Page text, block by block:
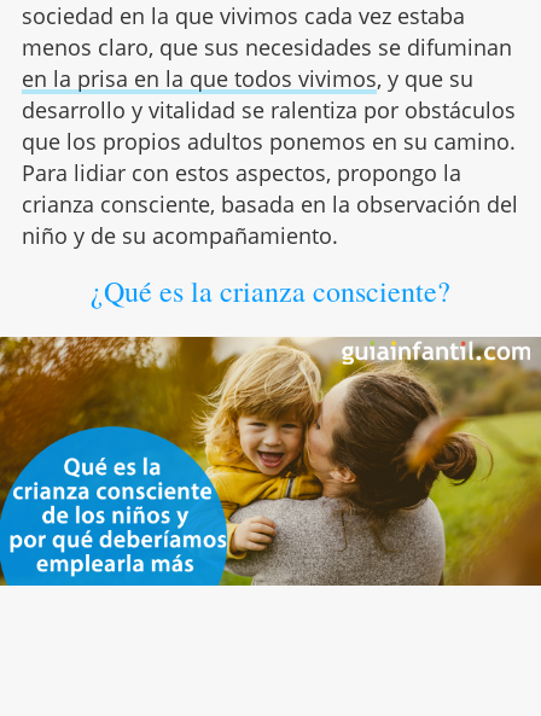
sociedad en la que vivimos cada vez estaba
menos claro, que sus necesidades se difuminan
en la prisa en la que todos vivimos, y que su
desarrollo y vitalidad se ralentiza por obstáculos
que los propios adultos ponemos en su camino.
Para lidiar con estos aspectos, propongo la
crianza consciente, basada en la observación del
niño y de su acompañamiento.
¿Qué es la crianza consciente?